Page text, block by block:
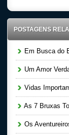
POSTAGENS
Em Busca do
Um Amor
Vidas
As 7 Bruxas
Os Aventureiros